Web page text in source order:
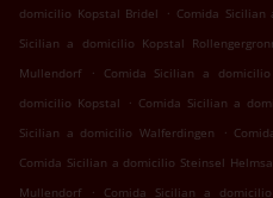
domicilio Kopstal Bridel
. Comida
Sicilian a domicilio Kopstal
Mullendorf
. Comida Sicilian a
domicilio Kopstal
. Comida Sicilian a
Sicilian a domicilio Walferdingen
.
Comida Sicilian a domicilio Steinsel
Mullendorf
. Comida Sicilian a